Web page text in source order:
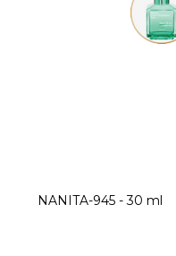
NANITA-945 - 30 ml